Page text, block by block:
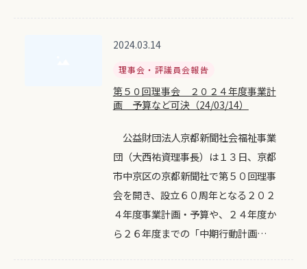
2024.03.14
理事会・評議員会報告
第５０回理事会 ２０２４年度事業計
画 予算など可決（24/03/14）
公益財団法人京都新聞社会福祉事業
団（大西祐資理事長）は１３日、京都
市中京区の京都新聞社で第５０回理事
会を開き、設立６０周年となる２０２
４年度事業計画・予算や、２４年度か
ら２６年度までの「中期行動計画…